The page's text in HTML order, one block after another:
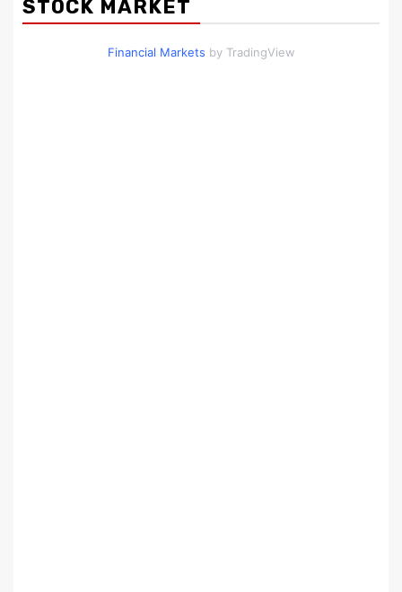
STOCK MARKET
Financial Markets by TradingView